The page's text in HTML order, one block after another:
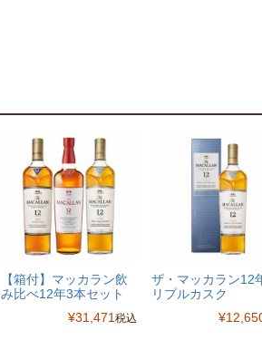
【箱付】マッカラン飲
み比べ12年3本セット
¥31,471 税込
ザ・マッカラン12
リプルカスク
¥